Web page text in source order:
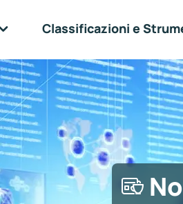
Classificazioni e